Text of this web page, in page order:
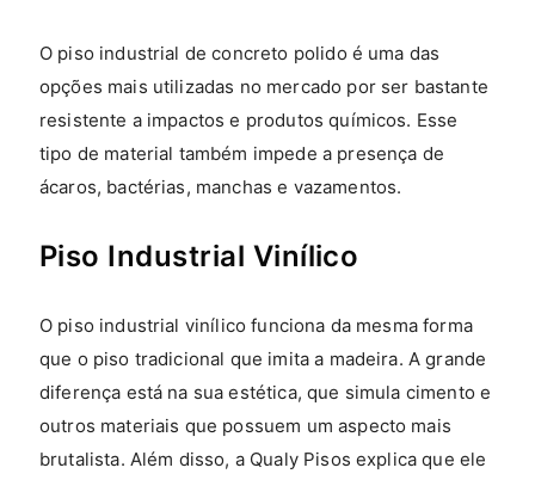
O piso industrial de concreto polido é uma das
opções mais utilizadas no mercado por ser bastante
resistente a impactos e produtos químicos. Esse
tipo de material também impede a presença de
ácaros, bactérias, manchas e vazamentos.
Piso Industrial Vinílico
O piso industrial vinílico funciona da mesma forma
que o piso tradicional que imita a madeira. A grande
diferença está na sua estética, que simula cimento e
outros materiais que possuem um aspecto mais
brutalista. Além disso, a Qualy Pisos explica que ele